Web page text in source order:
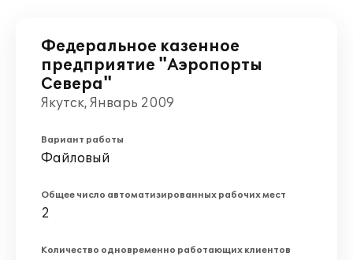
Федеральное казенное
предприятие "Аэропорты
Севера"
Якутск, Январь 2009
Вариант работы
Файловый
Общее число автоматизированных рабочих мест
2
Количество одновременно работающих клиентов